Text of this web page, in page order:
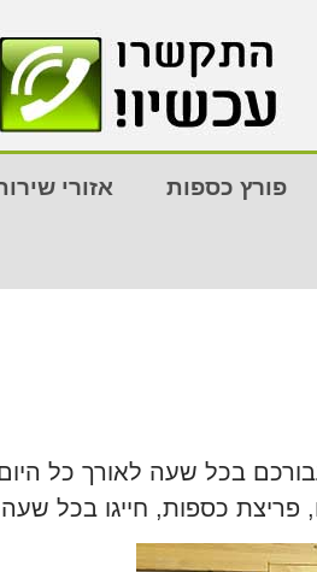
פורץ כספות אזורי
פריצת כספות, חייגו בכל